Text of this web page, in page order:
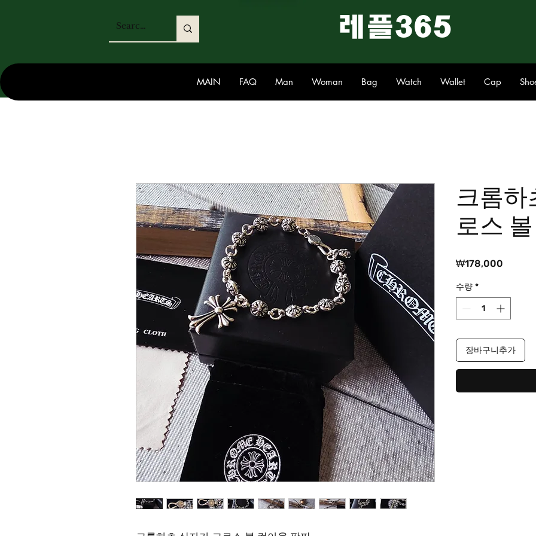
​레플365
MAIN FAQ Man Woman Bag Watch Wallet Cap
크롬하
로스
₩178,000
수량 *
장바구니추가